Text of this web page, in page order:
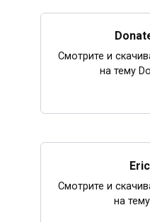
Смотрите и
на тему
Смотрите и
на